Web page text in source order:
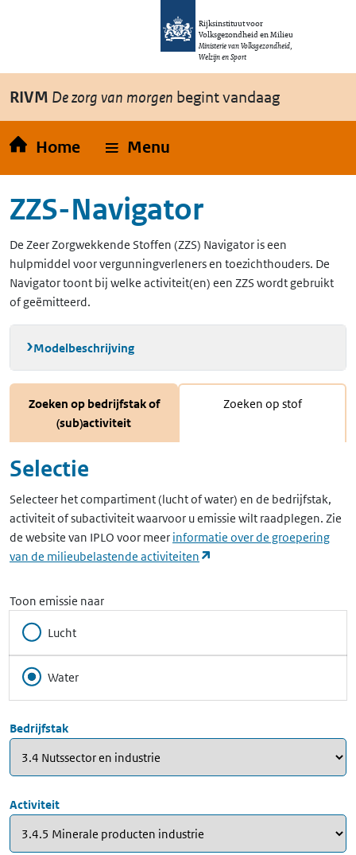
Overslaan en naar de inhoud gaan
Rijksinstituut voor
Volksgezondheid en Milieu
Ministerie van Volksgezondheid,
Welzijn en Sport
RIVM De zorg van morgen begint vandaag
Home Menu
ZZS-Navigator
De Zeer Zorgwekkende Stoffen (ZZS) Navigator is een
hulpmiddel voor vergunningverleners en toezichthouders. De
Navigator toont bij welke activiteit(en) een ZZS wordt gebruikt
of geëmitteerd.
Modelbeschrijving
Zoeken op bedrijfstak of
(sub)activiteit
Zoeken op stof
Selectie
Selecteer het compartiment (lucht of water) en de bedrijfstak,
activiteit of subactiviteit waarvoor u emissie wilt raadplegen. Zie
de website van IPLO voor meer informatie over de groepering
van de milieubelastende activiteiten
Toon emissie naar
Lucht
Water
Bedrijfstak
Activiteit